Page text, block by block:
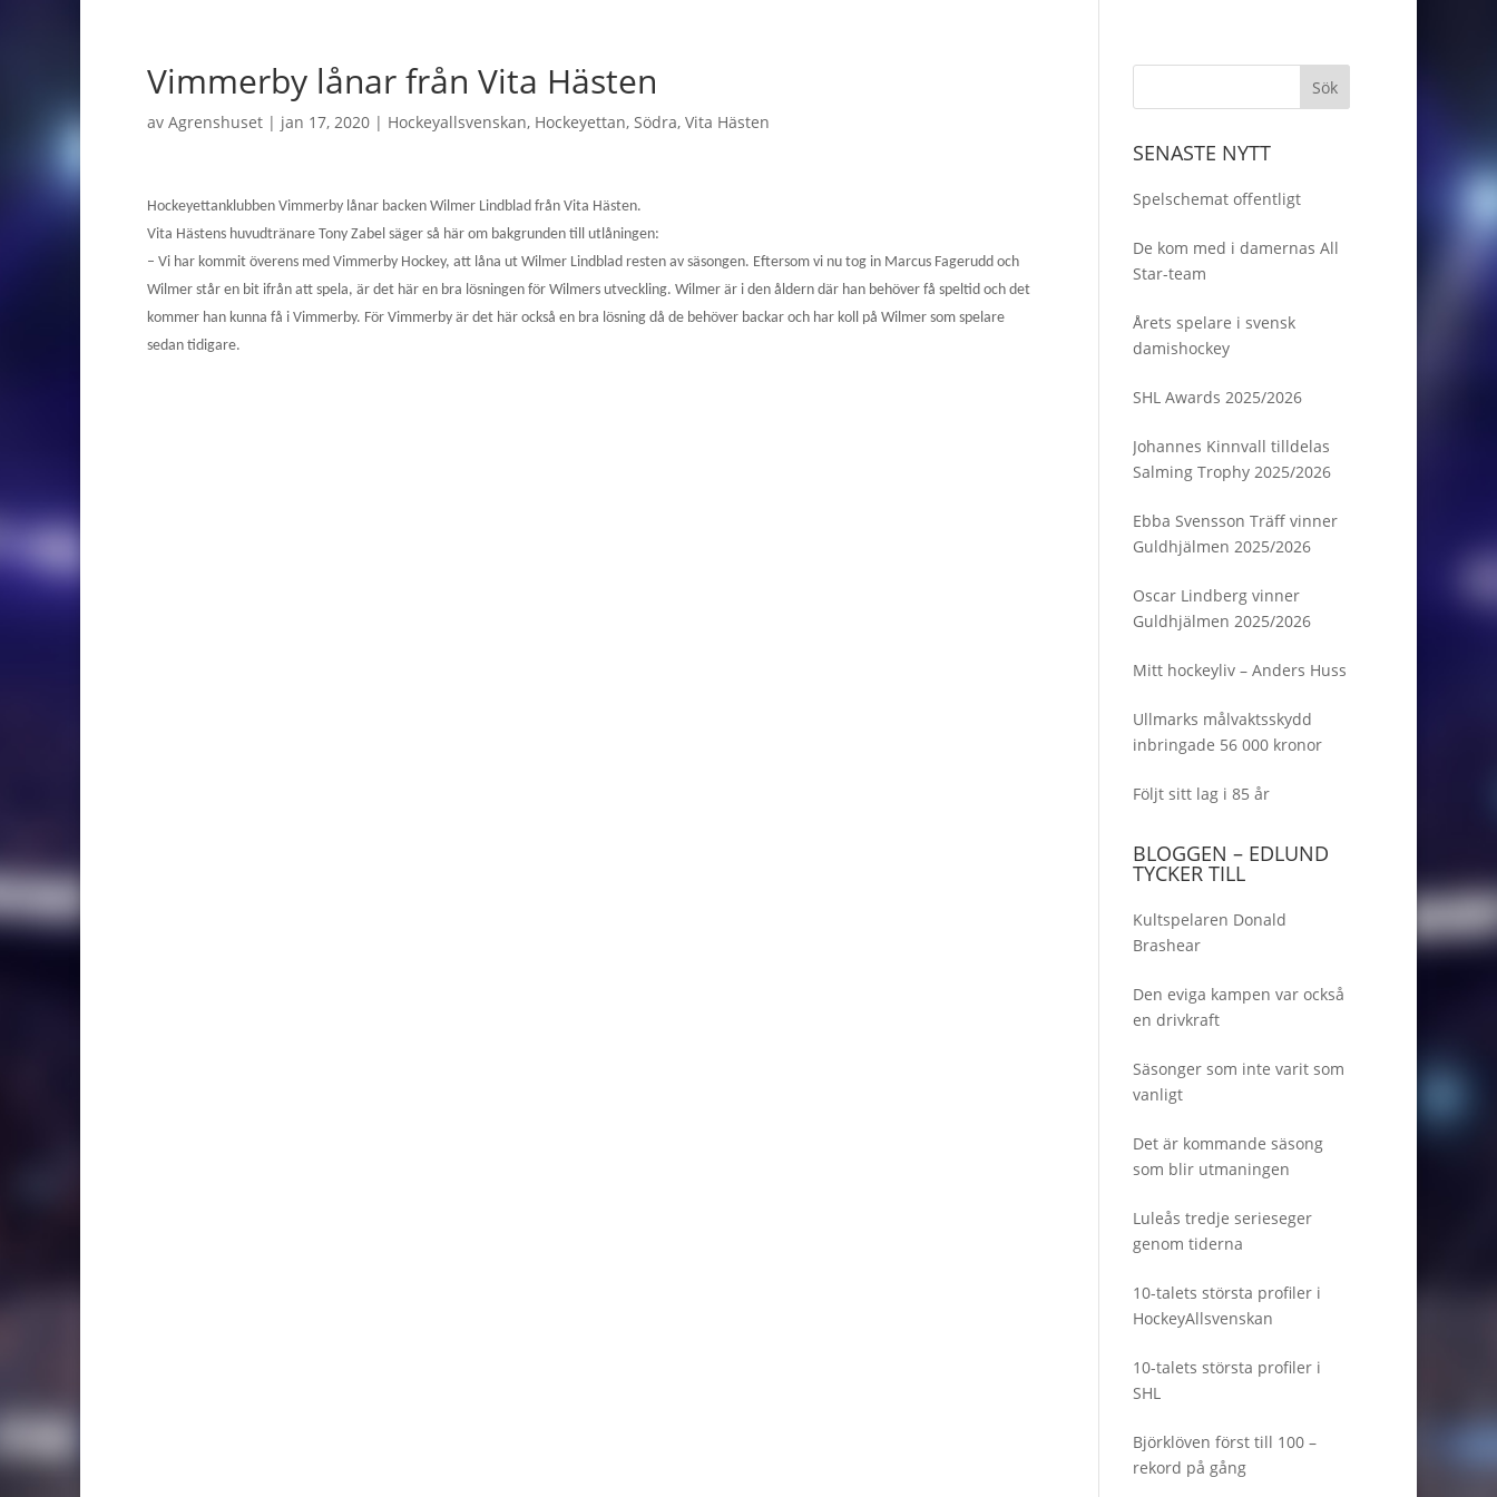
Vimmerby lånar från Vita Hästen
av Agrenshuset | jan 17, 2020 | Hockeyallsvenskan, Hockeyettan, Södra, Vita Hästen
Hockeyettanklubben Vimmerby lånar backen Wilmer Lindblad från Vita Hästen.
Vita Hästens huvudtränare Tony Zabel säger så här om bakgrunden till utlåningen:
– Vi har kommit överens med Vimmerby Hockey, att låna ut Wilmer Lindblad resten av säsongen. Eftersom vi nu tog in Marcus Fagerudd och
Wilmer står en bit ifrån att spela, är det här en bra lösningen för Wilmers utveckling. Wilmer är i den åldern där han behöver få speltid och det
kommer han kunna få i Vimmerby. För Vimmerby är det här också en bra lösning då de behöver backar och har koll på Wilmer som spelare
sedan tidigare.
SENASTE NYTT
Spelschemat offentligt
De kom med i damernas All
Star-team
Årets spelare i svensk
damishockey
SHL Awards 2025/2026
Johannes Kinnvall tilldelas
Salming Trophy 2025/2026
Ebba Svensson Träff vinner
Guldhjälmen 2025/2026
Oscar Lindberg vinner
Guldhjälmen 2025/2026
Mitt hockeyliv – Anders Huss
Ullmarks målvaktsskydd
inbringade 56 000 kronor
Följt sitt lag i 85 år
BLOGGEN – EDLUND
TYCKER TILL
Kultspelaren Donald
Brashear
Den eviga kampen var också
en drivkraft
Säsonger som inte varit som
vanligt
Det är kommande säsong
som blir utmaningen
Luleås tredje serieseger
genom tiderna
10-talets största profiler i
HockeyAllsvenskan
10-talets största profiler i
SHL
Björklöven först till 100 –
rekord på gång